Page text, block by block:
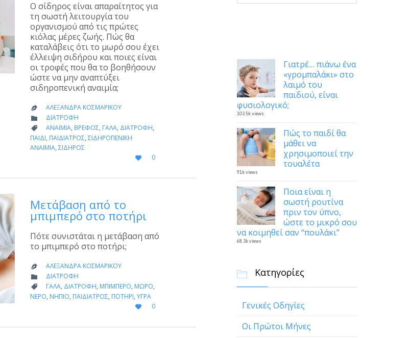
Ο σίδηρος είναι απαραίτητος για
τη σωστή λειτουργία του
οργανισμού από τις πρώτες
κιόλας μέρες ζωής. Πώς θα
καταλάβεις ότι το μωρό σου έχει
έλλειψη σιδήρου και ποιες είναι
οι τροφές που θα το βοηθήσουν
ώστε να μην αναπτύξει
σιδηροπενική αναιμία;
 ΑΛΕΞΆΝΔΡΑ ΚΟΣΜΑΡΊΚΟΥ
 CATEGORY
ΔΙΑΤΡΟΦΉ
 CATEGORY
ΑΝΑΙΜΊΑ, ΒΡΈΦΟΣ, ΓΆΛΑ, ΔΙΑΤΡΟΦΉ,
ΠΑΙΔΊ, ΠΑΙΔΊΑΤΡΟΣ, ΣΙΔΗΡΟΠΕΝΙΚΉ
ΑΝΑΙΜΊΑ, ΣΊΔΗΡΟΣ

LOVE
IT
0
Μετάβαση από το
μπιμπερό στο ποτήρι
Πότε συνιστάται η μετάβαση από
το μπιμπερό στο ποτήρι;
 ΑΛΕΞΆΝΔΡΑ ΚΟΣΜΑΡΊΚΟΥ
 CATEGORY
ΔΙΑΤΡΟΦΉ
 CATEGORY
ΓΆΛΑ, ΔΙΑΤΡΟΦΉ, ΜΠΙΜΠΕΡΌ, ΜΩΡΌ,
ΝΕΡΌ, ΝΉΠΙΟ, ΠΑΙΔΊΑΤΡΟΣ, ΠΟΤΉΡΙ, ΥΓΡΆ

LOVE
IT
0
Γιατρέ… πιάνω ένα
«γρομπαλάκι» στο
λαιμό του
παιδιού, είναι
φυσιολογικό;
103.5k views
Πώς το παιδί θα
μάθει να
χρησιμοποιεί την
τουαλέτα
91k views
Ποια είναι η
σωστή ρουτίνα
πριν τον ύπνο,
ώστε το μικρό σου
να κοιμηθεί σαν “πουλάκι”
68.3k views
 Κατηγορίες
Γενικές Οδηγίες
Οι Πρώτοι Μήνες